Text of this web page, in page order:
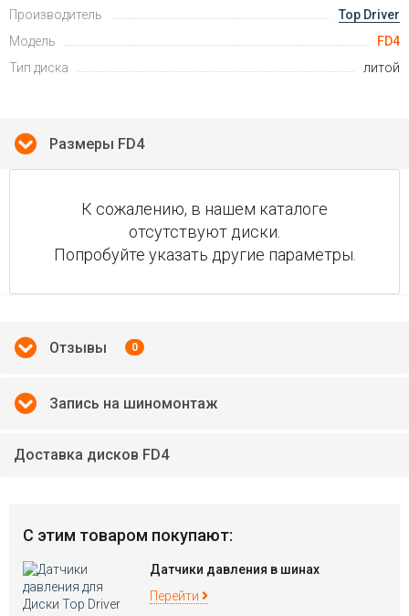
Производитель
Top Driver
Модель
FD4
Тип диска
литой
Размеры FD4
К сожалению, в нашем каталоге
отсутствуют диски.
Попробуйте указать другие параметры.
Отзывы 0
Запись на шиномонтаж
Доставка дисков FD4
С этим товаром покупают:
Датчики давления в шинах
Перейти